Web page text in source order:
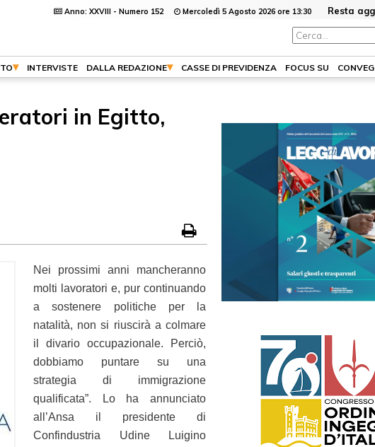
Anno: XXVIII - Numero 152 Mercoledì 5 Agosto 2026 ore 13:30 Resta
INTERVISTE DALLA REDAZIONE CASSE DI PREVIDENZA FOCUS SU
in Egitto,
Nei prossimi anni mancheranno
molti lavoratori e, pur continuando
a sostenere politiche per la
natalità, non si riuscirà a colmare
il divario occupazionale. Perciò,
dobbiamo puntare su una
strategia di immigrazione
qualificata”. Lo ha annunciato
all’Ansa il presidente di
Confindustria Udine Luigino